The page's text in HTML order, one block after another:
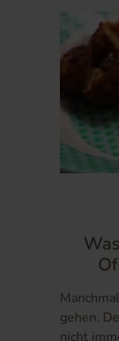
gehen.
nicht